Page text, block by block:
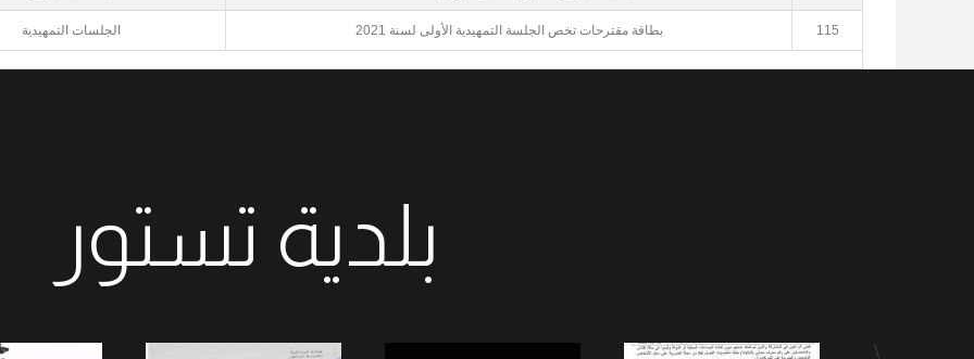
115 بطاقة مقترحات تخص الجلسة التمهيدية الأولى لسنة 2021 الجلسات التمهيدية
بلدية تستور